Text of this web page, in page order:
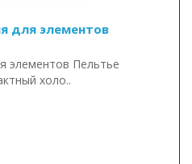
для элементов
элементов Пельтье
холо..